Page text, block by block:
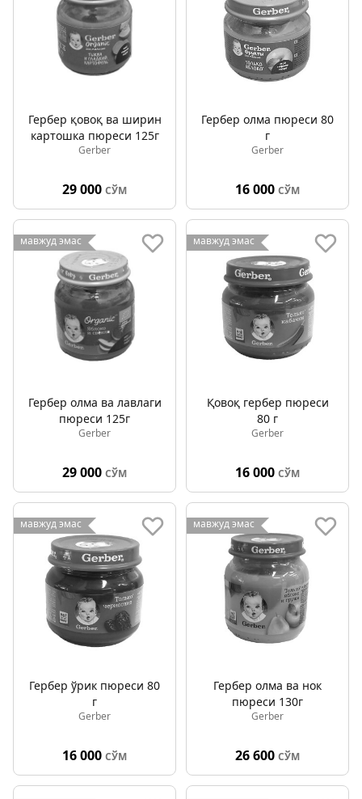
Гербер қовоқ ва ширин
картошка пюреси 125г
Gerber
29 000 СЎМ
Гербер олма пюреси 80
г
Gerber
16 000 СЎМ
мавжуд эмас
Гербер олма ва лавлаги
пюреси 125г
Gerber
29 000 СЎМ
мавжуд эмас
Қовоқ гербер пюреси
80 г
Gerber
16 000 СЎМ
мавжуд эмас
Гербер ўрик пюреси 80
г
Gerber
16 000 СЎМ
мавжуд эмас
Гербер олма ва нок
пюреси 130г
Gerber
26 600 СЎМ